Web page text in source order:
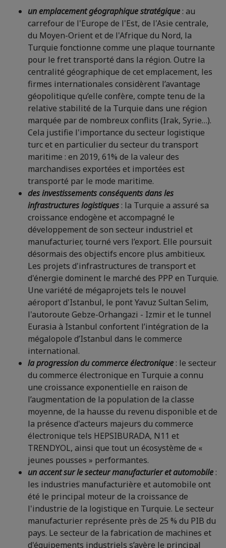
un emplacement géographique stratégique: au
carrefour de l'Europe de l'Est, de l'Asie centrale,
du Moyen-Orient et de l'Afrique du Nord, la
Turquie fonctionne comme une plaque tournante
pour le fret transporté dans la région. Outre la
centralité géographique de cet emplacement, les
firmes internationales considèrent l’avantage
géopolitique qu’elle confère, compte tenu de la
relative stabilité de la Turquie dans une région
marquée par de nombreux conflits (Irak, Syrie…).
Cela justifie l'importance du secteur logistique
turc et en particulier du secteur du transport
maritime : en 2019, 61% de la valeur des
marchandises exportées et importées est
transporté par le mode maritime.
des investissements conséquents dans les
infrastructures logistiques: la Turquie a assuré sa
croissance endogène et accompagné le
développement de son secteur industriel et
manufacturier, tourné vers l’export. Elle poursuit
désormais des objectifs encore plus ambitieux.
Les projets d'infrastructures de transport et
d'énergie dominent le marché des PPP en Turquie.
Une variété de mégaprojets tels le nouvel
aéroport d'Istanbul, le pont Yavuz Sultan Selim,
l'autoroute Gebze-Orhangazi - Izmir et le tunnel
Eurasia à Istanbul confortent l’intégration de la
mégalopole d’Istanbul dans le commerce
international.
la progression du commerce électronique: le secteur
du commerce électronique en Turquie a connu
une croissance exponentielle en raison de
l’augmentation de la population de la classe
moyenne, de la hausse du revenu disponible et de
la présence d'acteurs majeurs du commerce
électronique tels HEPSIBURADA, N11 et
TRENDYOL, ainsi que tout un écosystème de «
jeunes pousses » performantes.
un accent sur le secteur manufacturier et automobile:
les industries manufacturière et automobile ont
été le principal moteur de la croissance de
l'industrie de la logistique en Turquie. Le secteur
manufacturier représente près de 25 % du PIB du
pays. Le secteur de la fabrication de machines et
d'équipements industriels s’avère le principal